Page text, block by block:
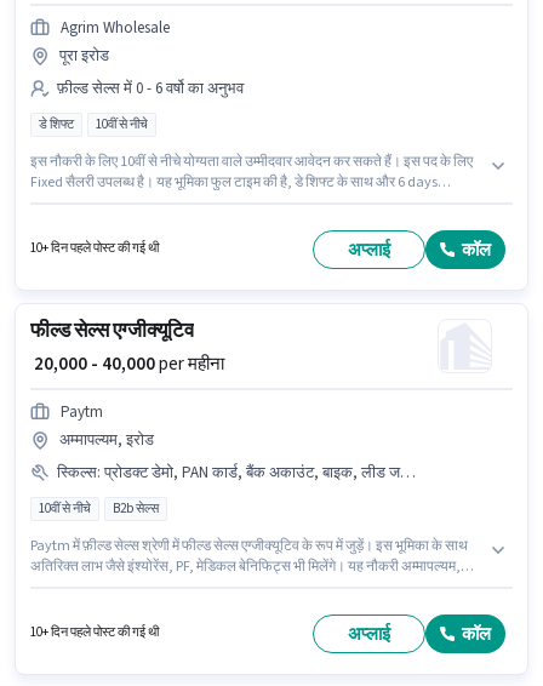
Agrim Wholesale
पूरा इरोड
फ़ील्ड सेल्स में 0 - 6 वर्षो का अनुभव
डे शिफ्ट 10वीं से नीचे
इस नौकरी के लिए 10वीं से नीचे योग्यता वाले उम्मीदवार आवेदन कर सकते हैं। इस पद के लिए
Fixed सैलरी उपलब्ध है। यह भूमिका फुल टाइम की है, डे शिफ्ट के साथ और 6 days
एग्जीक्यूटिव पद के लिए सक्रिय रूप से हायर कर रहा है।
10+ दिन पहले पोस्ट की गई थी अप्लाई कॉल
फील्ड सेल्स एग्जीक्यूटिव
₹ 20,000 - 40,000per महीना
Paytm
अम्मापल्यम, इरोड
स्किल्स: प्रोडक्ट डेमो, PAN कार्ड, बैंक अकाउंट, बाइक, लीड जनरेशन, स्मार्टफोन, आधार कार्ड, एरिया नॉलेज, 2-व्हीलर ड्राइविंग लाइसेंस
10वीं से नीचे B2b सेल्स
Paytm में फ़ील्ड सेल्स श्रेणी में फील्ड सेल्स एग्जीक्यूटिव के रूप में जुड़ें। इस भूमिका के साथ
अतिरिक्त लाभ जैसे इंश्योरेंस, PF, मेडिकल बेनिफिट्स भी मिलेंगे। यह नौकरी अम्मापल्यम,
योग्यता वाले उम्मीदवार आवेदन कर सकते हैं। इस पद के लिए Fixed सैलरी उपलब्ध है।
10+ दिन पहले पोस्ट की गई थी अप्लाई कॉल